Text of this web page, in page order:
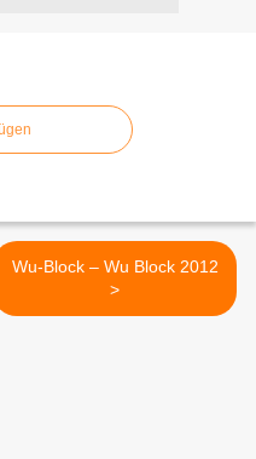
Wu-Block – Wu Block 2012
>